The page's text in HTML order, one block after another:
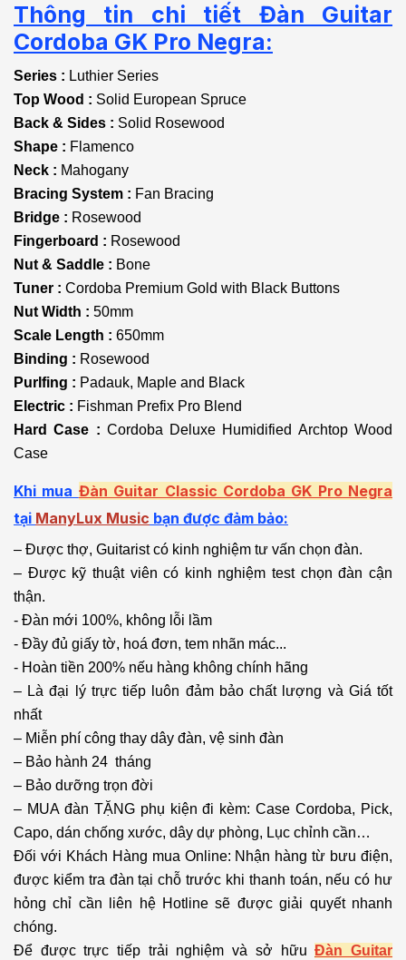
Thông tin chi tiết Đàn Guitar
Cordoba GK Pro Negra:
Series : Luthier Series
Top Wood : Solid European Spruce
Back & Sides : Solid Rosewood
Shape : Flamenco
Neck : Mahogany
Bracing System : Fan Bracing
Bridge : Rosewood
Fingerboard : Rosewood
Nut & Saddle : Bone
Tuner : Cordoba Premium Gold with Black Buttons
Nut Width : 50mm
Scale Length : 650mm
Binding : Rosewood
Purlfing : Padauk, Maple and Black
Electric : Fishman Prefix Pro Blend
Hard Case : Cordoba Deluxe Humidified Archtop Wood
Case
Khi mua Đàn Guitar Classic Cordoba GK Pro Negra
tại ManyLux Music bạn được đảm bảo:
– Được thợ, Guitarist có kinh nghiệm tư vấn chọn đàn.
– Được kỹ thuật viên có kinh nghiệm test chọn đàn cận
thận.
- Đàn mới 100%, không lỗi lầm
- Đầy đủ giấy tờ, hoá đơn, tem nhãn mác...
- Hoàn tiền 200% nếu hàng không chính hãng
– Là đại lý trực tiếp luôn đảm bảo chất lượng và Giá tốt
nhất
– Miễn phí công thay dây đàn, vệ sinh đàn
– Bảo hành 24 tháng
– Bảo dưỡng trọn đời
– MUA đàn TẶNG phụ kiện đi kèm: Case Cordoba, Pick,
Capo, dán chống xước, dây dự phòng, Lục chỉnh cần…
Đối với Khách Hàng mua Online: Nhận hàng từ bưu điện,
được kiểm tra đàn tại chỗ trước khi thanh toán, nếu có hư
hỏng chỉ cần liên hệ Hotline sẽ được giải quyết nhanh
chóng.
Để được trực tiếp trải nghiệm và sở hữuĐàn Guitar